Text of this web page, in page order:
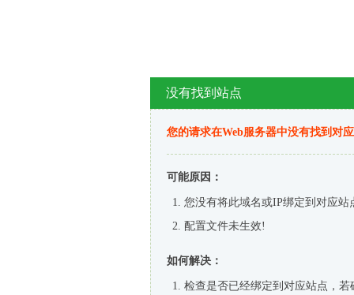
没有找到站点
您的请求在Web服务器中没有找到对
可能原因：
您没有将此域名或IP绑定到对应站
配置文件未生效!
如何解决：
检查是否已经绑定到对应站点，